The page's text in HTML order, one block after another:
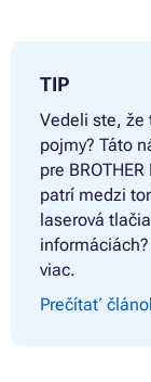
TIP
Vedeli ste, že
pojmy? Táto
pre
patrí medzi
laserová
viac.
Prečítať